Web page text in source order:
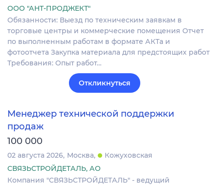
ООО "АНТ-ПРОДЖЕКТ"
Обязанности: Выезд по техническим заявкам в
торговые центры и коммерческие помещения Отчет
по выполненным работам в формате АКТа и
фотоотчета Закупка материала для предстоящих работ
Требования: Опыт работ…
Откликнуться
Менеджер технической поддержки
продаж
100 000
02 августа 2026 Москва
Кожуховская
СВЯЗЬСТРОЙДЕТАЛЬ, АО
Компания "СВЯЗЬСТРОЙДЕТАЛЬ" - ведущий